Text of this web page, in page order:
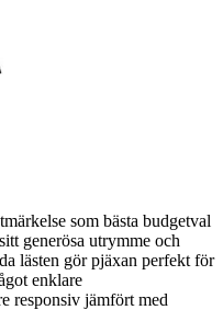
som bästa budgetval
generösa utrymme och
lästen gör pjäxan perfekt för
enklare
responsiv jämfört med